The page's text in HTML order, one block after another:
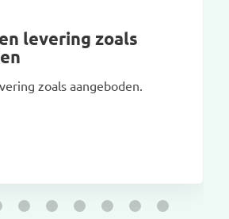
levering zoals
zoals aangeboden.